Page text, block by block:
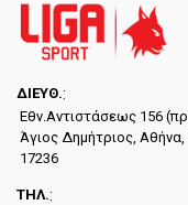
ΔΙΕYΘ.:
Εθν.Αντιστάσεως 156
Άγιος Δημήτριος, Αθήνα,
17236
ΤΗΛ.: